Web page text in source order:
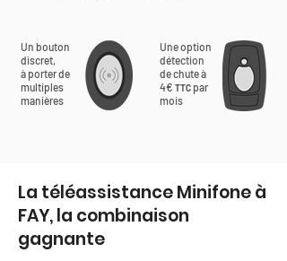
Un bouton
discret,
à porter de
multiples
manières
Une option
détection
de chute à
4€ TTC par
mois
La téléassistance Minifone à
FAY, la combinaison
gagnante